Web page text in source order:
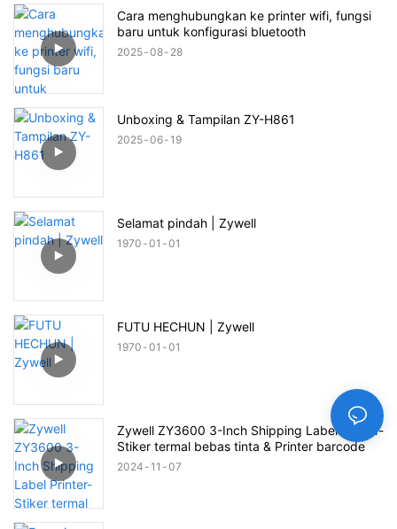
Cara menghubungkan ke printer wifi, fungsi
baru untuk konfigurasi bluetooth
2025 08 28
Unboxing & Tampilan ZY-H861
2025 06 19
Selamat pindah | Zywell
1970 01 01
FUTU HECHUN | Zywell
1970 01 01
Zywell ZY3600 3-Inch Shipping Label Printer-
Stiker termal bebas tinta & Printer barcode
2024 11 07